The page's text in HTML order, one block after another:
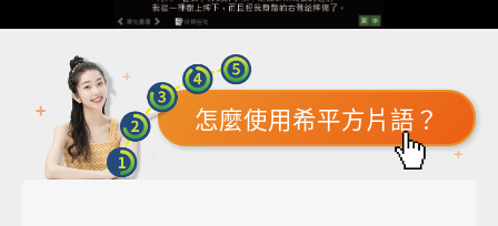
怎麼使用希平方片語？